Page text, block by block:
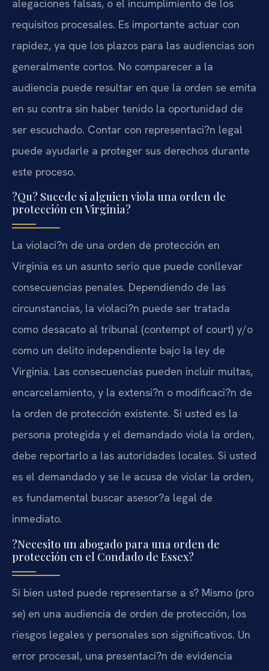
alegaciones falsas, o el incumplimiento de los
requisitos procesales. Es importante actuar con
rapidez, ya que los plazos para las audiencias son
generalmente cortos. No comparecer a la
audiencia puede resultar en que la orden se emita
en su contra sin haber tenido la oportunidad de
ser escuchado. Contar con representaci?n legal
puede ayudarle a proteger sus derechos durante
este proceso.
?Qu? Sucede si alguien viola una orden de
protección en Virginia?
La violaci?n de una orden de protección en
Virginia es un asunto serio que puede conllevar
consecuencias penales. Dependiendo de las
circunstancias, la violaci?n puede ser tratada
como desacato al tribunal (contempt of court) y/o
como un delito independiente bajo la ley de
Virginia. Las consecuencias pueden incluir multas,
encarcelamiento, y la extensi?n o modificaci?n de
la orden de protección existente. Si usted es la
persona protegida y el demandado viola la orden,
debe reportarlo a las autoridades locales. Si usted
es el demandado y se le acusa de violar la orden,
es fundamental buscar asesor?a legal de
inmediato.
?Necesito un abogado para una orden de
protección en el Condado de Essex?
Si bien usted puede representarse a s? Mismo (pro
se) en una audiencia de orden de protección, los
riesgos legales y personales son significativos. Un
error procesal, una presentaci?n de evidencia